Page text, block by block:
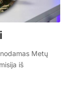
Metų
iš